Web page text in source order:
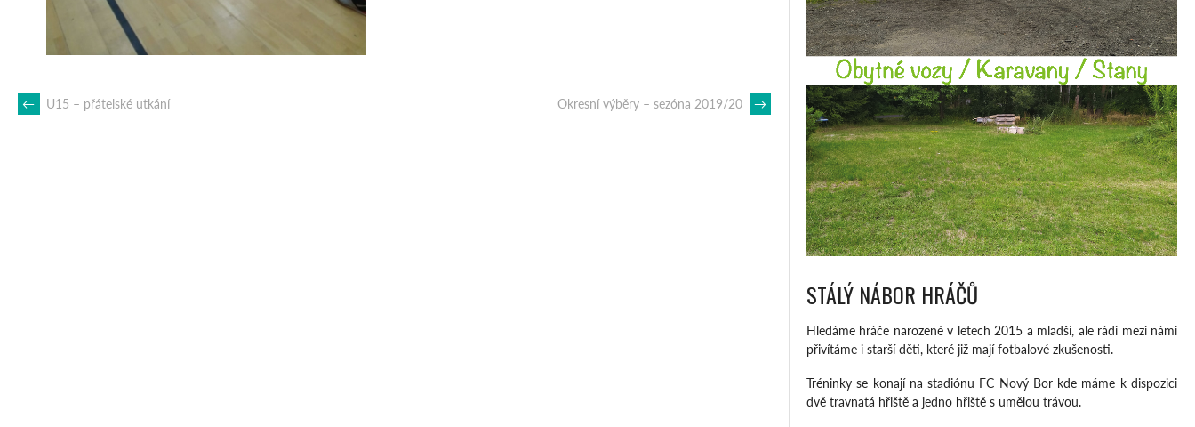
POST
← U15 – přátelské utkání Okresní výběry – sezóna 2019/20 →
STÁLÝ NÁBOR HRÁČŮ
Hledáme hráče narozené v letech 2015 a mladší, ale rádi mezi námi
přivítáme i starší děti, které již mají fotbalové zkušenosti.
Tréninky se konají na stadiónu FC Nový Bor kde máme k dispozici
dvě travnatá hřiště a jedno hřiště s umělou trávou.